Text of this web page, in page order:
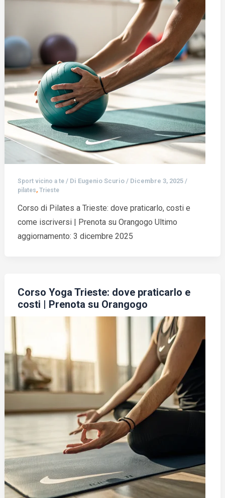
Sport vicino a te/ Di Eugenio Scurio / Dicembre 3, 2025 /
pilates, Trieste
Corso di Pilates a Trieste: dove praticarlo, costi e
come iscriversi | Prenota su Orangogo Ultimo
aggiornamento: 3 dicembre 2025
Corso Yoga Trieste: dove praticarlo e
costi | Prenota su Orangogo